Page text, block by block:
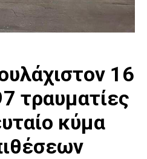
16
τραυματίες
κύμα